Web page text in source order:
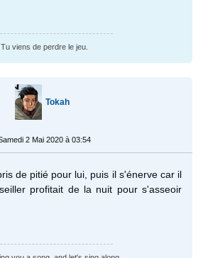
Tu viens de perdre le jeu.
Tokah
2 Mai 2020 à 03:54
de pitié pour lui, puis il s'énerve car il
profitait de la nuit pour s'asseoir